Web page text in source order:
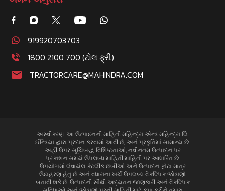
919920703703
1800 2100 700 (ટોલ ફ્રી)
TRACTORCARE@MAHINDRA.COM
અસ્વીકરણ: આ ઉત્પાદનની માહિતી મહિન્દ્રા એન્ડ મહિન્દ્રા લિ.
ઈન્ડિયા દ્વારા પ્રદાન કરવામાં આવી છે, અને પ્રકૃતિમાં સામાન્ય છે.
અહીં ઉપર સૂચિબદ્ધ વિશિષ્ટતાઓ, નવીનતમ ઉત્પાદન પર
પ્રકાશન સમયે ઉપલબ્ધ માહિતી માહિતી પર આધારિત છે.
ઉપયોગમાં લેવાયેલ કેટલીક છબીઓ અને ઉત્પાદન ફોટા માત્ર
ઉદાહરણ હેતુ છે અને વધારાના ખર્ચે ઉપલબ્ધ વૈકલ્પિક જોડાણો
બતાવી શકે છે. ઉત્પાદની સૌથી અદ્યતન જાણકારી અને વૈકલ્પિક